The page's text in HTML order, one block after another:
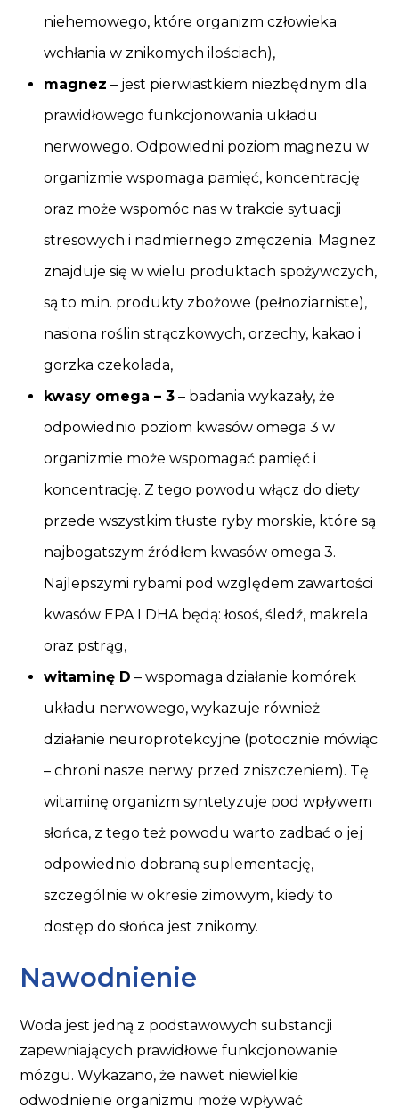
niehemowego, które organizm człowieka
wchłania w znikomych ilościach),
magnez – jest pierwiastkiem niezbędnym dla
prawidłowego funkcjonowania układu
nerwowego. Odpowiedni poziom magnezu w
organizmie wspomaga pamięć, koncentrację
oraz może wspomóc nas w trakcie sytuacji
stresowych i nadmiernego zmęczenia. Magnez
znajduje się w wielu produktach spożywczych,
są to m.in. produkty zbożowe (pełnoziarniste),
nasiona roślin strączkowych, orzechy, kakao i
gorzka czekolada,
kwasy omega – 3 – badania wykazały, że
odpowiednio poziom kwasów omega 3 w
organizmie może wspomagać pamięć i
koncentrację. Z tego powodu włącz do diety
przede wszystkim tłuste ryby morskie, które są
najbogatszym źródłem kwasów omega 3.
Najlepszymi rybami pod względem zawartości
kwasów EPA I DHA będą: łosoś, śledź, makrela
oraz pstrąg,
witaminę D – wspomaga działanie komórek
układu nerwowego, wykazuje również
działanie neuroprotekcyjne (potocznie mówiąc
– chroni nasze nerwy przed zniszczeniem). Tę
witaminę organizm syntetyzuje pod wpływem
słońca, z tego też powodu warto zadbać o jej
odpowiednio dobraną suplementację,
szczególnie w okresie zimowym, kiedy to
dostęp do słońca jest znikomy.
Nawodnienie
Woda jest jedną z podstawowych substancji
zapewniających prawidłowe funkcjonowanie
mózgu. Wykazano, że nawet niewielkie
odwodnienie organizmu może wpływać